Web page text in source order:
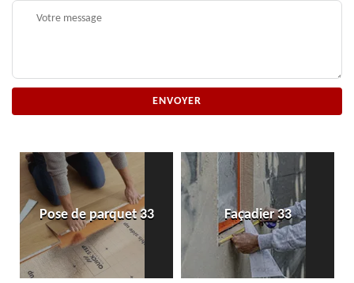
Pose de parquet 33 Façadier 33